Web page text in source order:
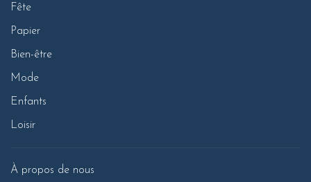
Fête
Papier
Bien-être
Mode
Enfants
Loisir
À propos de nous